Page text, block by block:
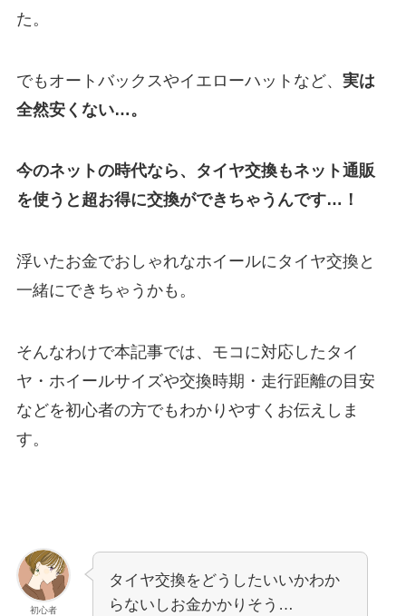
た。
でもオートバックスやイエローハットなど、 実は
全然安くない…。
今のネットの時代なら、タイヤ交換もネット通販
を使うと超お得に交換ができちゃうんです…！
浮いたお金でおしゃれなホイールにタイヤ交換と
一緒にできちゃうかも。
そんなわけで本記事では、モコに対応したタイ
ヤ・ホイールサイズや交換時期・走行距離の目安
などを初心者の方でもわかりやすくお伝えしま
す。
初心者
タイヤ交換をどうしたいいかわか
らないしお金かかりそう…